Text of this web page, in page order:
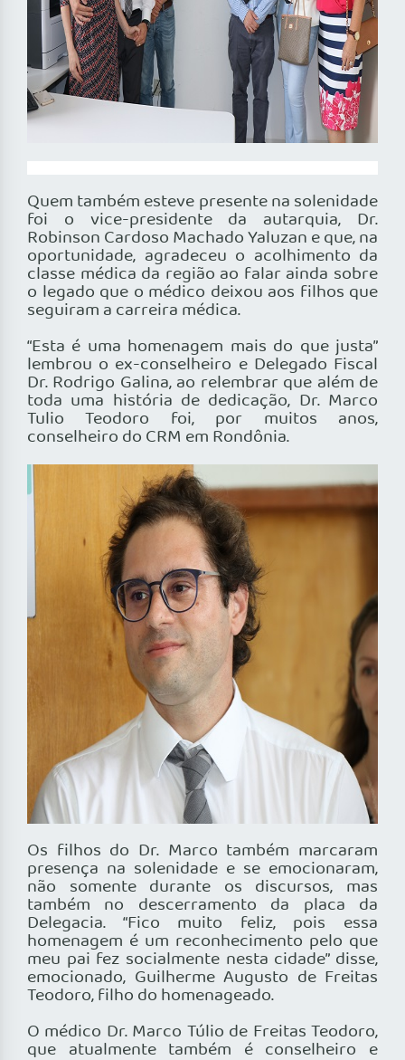
Quem também esteve presente na solenidade
foi o vice-presidente da autarquia, Dr.
Robinson Cardoso Machado Yaluzan e que, na
oportunidade, agradeceu o acolhimento da
classe médica da região ao falar ainda sobre
o legado que o médico deixou aos filhos que
seguiram a carreira médica.
“Esta é uma homenagem mais do que justa”
lembrou o ex-conselheiro e Delegado Fiscal
Dr. Rodrigo Galina, ao relembrar que além de
toda uma história de dedicação, Dr. Marco
Tulio Teodoro foi, por muitos anos,
conselheiro do CRM em Rondônia.
Os filhos do Dr. Marco também marcaram
presença na solenidade e se emocionaram,
não somente durante os discursos, mas
também no descerramento da placa da
Delegacia. “Fico muito feliz, pois essa
homenagem é um reconhecimento pelo que
meu pai fez socialmente nesta cidade” disse,
emocionado, Guilherme Augusto de Freitas
Teodoro, filho do homenageado.
O médico Dr. Marco Túlio de Freitas Teodoro,
que atualmente também é conselheiro e